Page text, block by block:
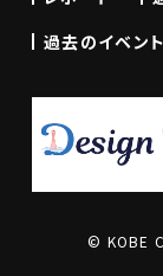
過去のイベント
© KOBE